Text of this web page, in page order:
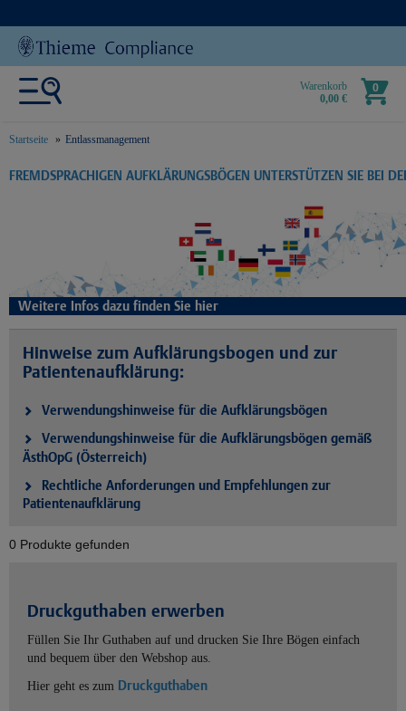
Warenkorb
0,00 €
0
Startseite Entlassmanagement
text.skipToContent
text.skipToNavigation
FREMDSPRACHIGEN AUFKLÄRUNGSBÖGEN UNTERSTÜTZEN SIE BEI
Weitere Infos dazu finden Sie hier
Hinweise zum Aufklärungsbogen und zur
Patientenaufklärung:
Verwendungshinweise für die Aufklärungsbögen
Verwendungshinweise für die Aufklärungsbögen gemäß
ÄsthOpG (Österreich)
Rechtliche Anforderungen und Empfehlungen zur
Patientenaufklärung
0 Produkte gefunden
Druckguthaben erwerben
Füllen Sie Ihr Guthaben auf und drucken Sie Ihre Bögen einfach
und bequem über den Webshop aus.
Hier geht es zum Druckguthaben